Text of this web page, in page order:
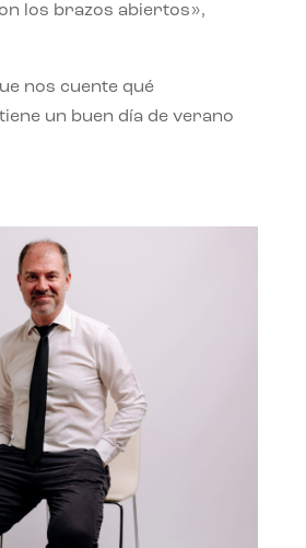
los brazos abiertos»,
nos cuente qué
un buen día de verano